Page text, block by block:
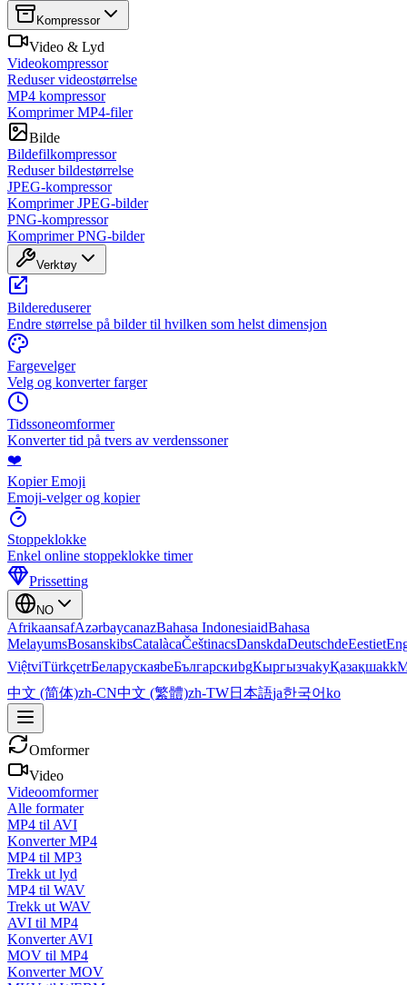
Kompressor
Video & Lyd
Videokompressor
Reduser videostørrelse
MP4 kompressor
Komprimer MP4-filer
Bilde
Bildefilkompressor
Reduser bildestørrelse
JPEG-kompressor
Komprimer JPEG-bilder
PNG-kompressor
Komprimer PNG-bilder
Verktøy
Bildereduserer
Endre størrelse på bilder til hvilken som helst dimensjon
Fargevelger
Velg og konverter farger
Tidssoneomformer
Konverter tid på tvers av verdenssoner
❤️
Kopier Emoji
Emoji-velger og kopier
Stoppeklokke
Enkel online stoppeklokke timer
Prissetting
NO
AfrikaansafAzərbaycanazBahasa IndonesiaidBahasa
MelayumsBosanskibsCatalàcaČeštinacsDanskdaDeutschdeEestiet
ViệtviTürkçetrБеларускаяbeБългарскиbgКыргызчаkyҚазақшаkk
中文 (简体)zh-CN中文 (繁體)zh-TW日本語ja한국어ko
Omformer
Video
Videoomformer
Alle formater
MP4 til AVI
Konverter MP4
MP4 til MP3
Trekk ut lyd
MP4 til WAV
Trekk ut WAV
AVI til MP4
Konverter AVI
MOV til MP4
Konverter MOV